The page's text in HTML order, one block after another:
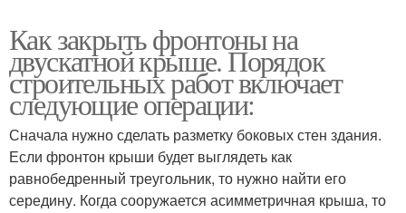
Как закрыть фронтоны на
двускатной крыше. Порядок
строительных работ включает
следующие операции:
Сначала нужно сделать разметку боковых стен здания.
Если фронтон крыши будет выглядеть как
равнобедренный треугольник, то нужно найти его
середину. Когда сооружается асимметричная крыша, то